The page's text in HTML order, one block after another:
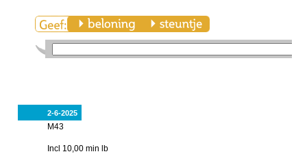
2-6-2025
M43
Incl 10,00 min lb